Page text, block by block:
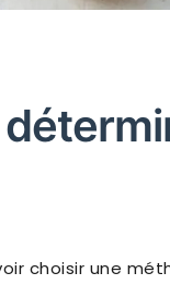
choisir une